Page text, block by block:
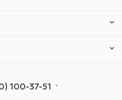
100-37-51